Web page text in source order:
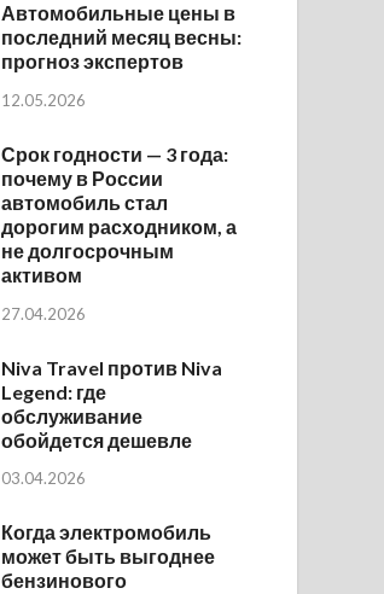
Автомобильные цены в
последний месяц весны:
прогноз экспертов
12.05.2026
Срок годности — 3 года:
почему в России
автомобиль стал
дорогим расходником, а
не долгосрочным
активом
27.04.2026
Niva Travel против Niva
Legend: где
обслуживание
обойдется дешевле
03.04.2026
Когда электромобиль
может быть выгоднее
бензинового